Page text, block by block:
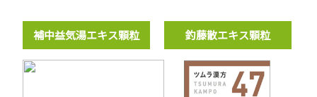
補中益気湯エキス顆粒 釣藤散エキス顆粒